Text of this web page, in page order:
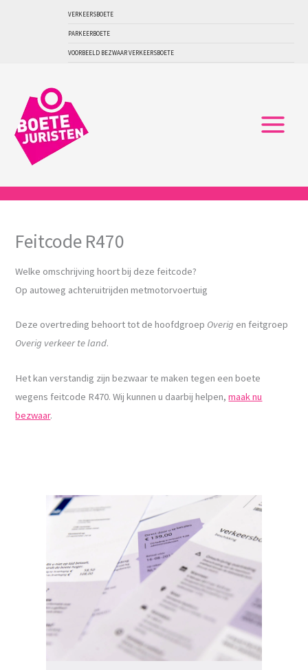
VERKEERSBOETE
PARKEERBOETE
VOORBEELD BEZWAAR VERKEERSBOETE
Feitcode R470
Welke omschrijving hoort bij deze feitcode?
Op autoweg achteruitrijden metmotorvoertuig
Deze overtreding behoort tot de hoofdgroep Overig en feitgroep
Overig verkeer te land.
Het kan verstandig zijn bezwaar te maken tegen een boete
wegens feitcode R470. Wij kunnen u daarbij helpen,maak nu
bezwaar.